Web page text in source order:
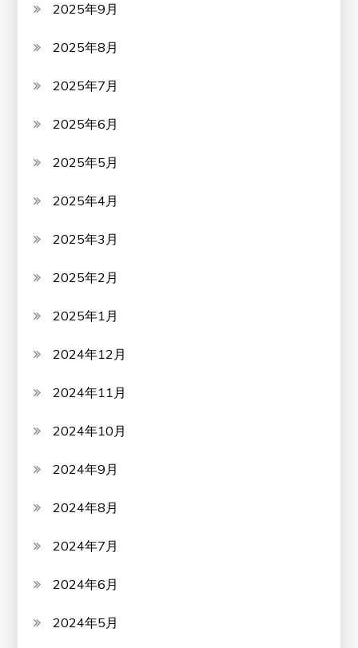
2025年9月
2025年8月
2025年7月
2025年6月
2025年5月
2025年4月
2025年3月
2025年2月
2025年1月
2024年12月
2024年11月
2024年10月
2024年9月
2024年8月
2024年7月
2024年6月
2024年5月